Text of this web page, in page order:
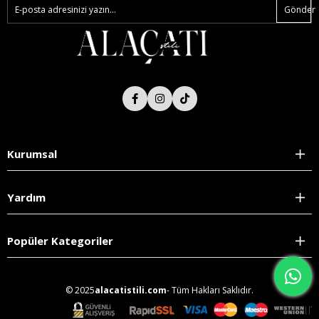
Gönder
Kurumsal
Yardım
Popüler Kategoriler
© 2025alacatistili.com- Tüm Hakları Saklıdır.